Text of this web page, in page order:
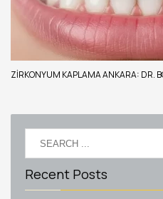
ZIRKONYUM KAPLAMA ANKARA: DR.
Recent Posts